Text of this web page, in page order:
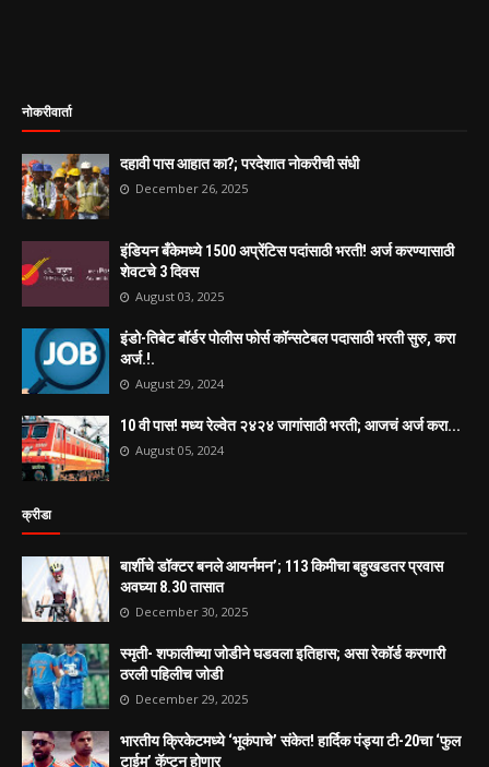
नोकरीवार्ता
दहावी पास आहात का?; परदेशात नोकरीची संधी
December 26, 2025
इंडियन बँकेमध्ये 1500 अप्रेंटिस पदांसाठी भरती! अर्ज करण्यासाठी
शेवटचे 3 दिवस
August 03, 2025
इंडो-तिबेट बॉर्डर पोलीस फोर्स कॉन्सटेबल पदासाठी भरती सुरु, करा
अर्ज.!.
August 29, 2024
10 वी पास! मध्य रेल्वेत २४२४ जागांसाठी भरती; आजचं अर्ज करा...
August 05, 2024
क्रीडा
बार्शीचे डॉक्टर बनले आयर्नमन’; 113 किमीचा बहुखडतर प्रवास
अवघ्या 8.30 तासात
December 30, 2025
स्मृती- शफालीच्या जोडीने घडवला इतिहास; असा रेकॉर्ड करणारी
ठरली पहिलीच जोडी
December 29, 2025
भारतीय क्रिकेटमध्ये ‘भूकंपाचे’ संकेत! हार्दिक पंड्या टी-20चा ‘फुल
टाईम’ कॅप्टन होणार